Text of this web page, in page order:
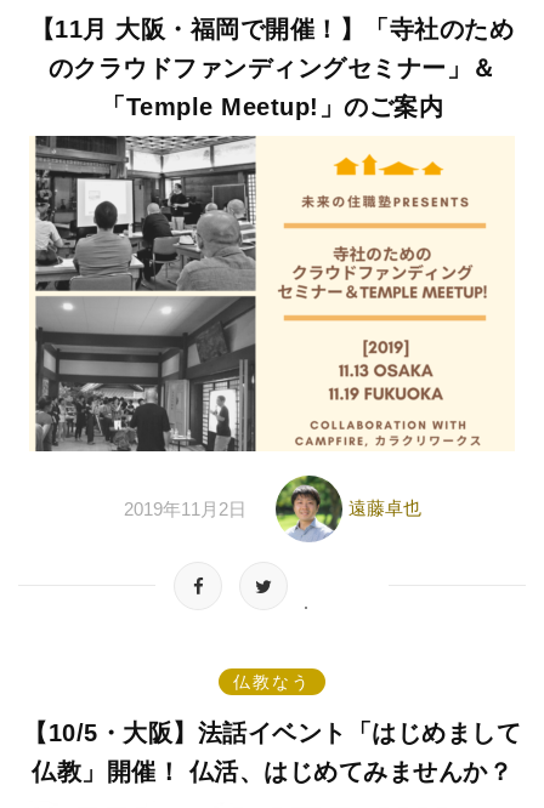
【11月 大阪・福岡で開催！】「寺社のため
のクラウドファンディングセミナー」＆
「Temple Meetup!」のご案内
2019年11月2日 遠藤卓也
仏教なう
【10/5・大阪】法話イベント「はじめまして
仏教」開催！ 仏活、はじめてみませんか？